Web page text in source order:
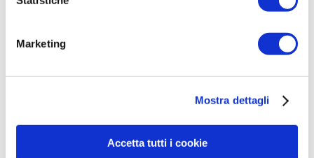
Marketing
Mostra dettagli
Accetta tutti i cookie
Networking
Infrastruttura di rete completamente ridondante con connessioni
Connessioni multi-carrier con BGP routing